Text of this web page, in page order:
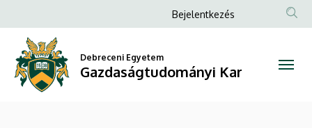
gazdálkodási
tanterv
archívum
a
tartalomra
Anonim
menüje
Bejelentkezés
Debreceni Egyetem
Gazdaságtudományi Kar